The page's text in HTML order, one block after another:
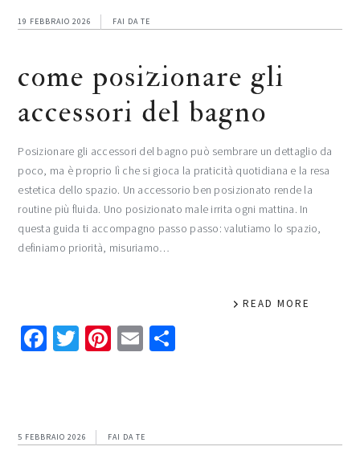
19 FEBBRAIO 2026 FAI DA TE
come posizionare gli
accessori del bagno​
Posizionare gli accessori del bagno può sembrare un dettaglio da
poco, ma è proprio lì che si gioca la praticità quotidiana e la resa
estetica dello spazio. Un accessorio ben posizionato rende la
routine più fluida. Uno posizionato male irrita ogni mattina. In
questa guida ti accompagno passo passo: valutiamo lo spazio,
definiamo priorità, misuriamo…
READ MORE
Facebook
Twitter
Pinterest
Email
5 FEBBRAIO 2026 FAI DA TE